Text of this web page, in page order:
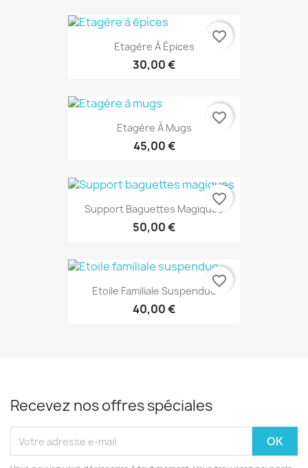
Etagère À Épices
30,00 €
favorite_border
Etagère À Mugs
45,00 €
favorite_border
Support Baguettes Magiques
50,00 €
favorite_border
Etoile Familiale Suspendue
40,00 €
favorite_border
Recevez nos offres spéciales